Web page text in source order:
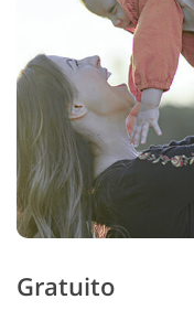
Gratuito